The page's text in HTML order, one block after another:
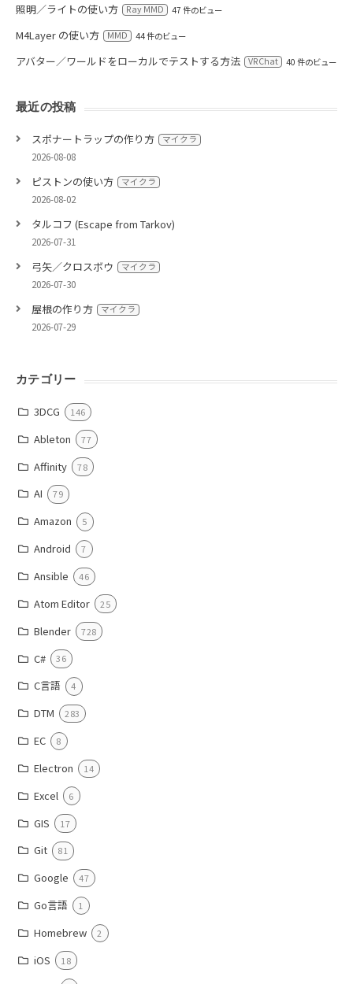
照明／ライトの使い方 Ray MMD 47 件のビュー
M4Layer の使い方 MMD 44 件のビュー
アバター／ワールドをローカルでテストする方法 VRChat 40 件のビュー
最近の投稿
スポナートラップの作り方 マイクラ
2026-08-08
ピストンの使い方 マイクラ
2026-08-02
タルコフ (Escape from Tarkov)
2026-07-31
弓矢／クロスボウ マイクラ
2026-07-30
屋根の作り方 マイクラ
2026-07-29
カテゴリー
3DCG 146
Ableton 77
Affinity 78
AI 79
Amazon 5
Android 7
Ansible 46
Atom Editor 25
Blender 728
C# 36
C言語 4
DTM 283
EC 8
Electron 14
Excel 6
GIS 17
Git 81
Google 47
Go言語 1
Homebrew 2
iOS 18